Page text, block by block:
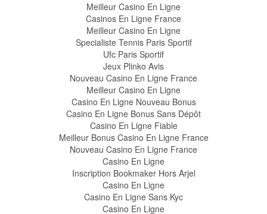
Meilleur Casino En Ligne
Casinos En Ligne France
Meilleur Casino En Ligne
Specialiste Tennis Paris Sportif
Ufc Paris Sportif
Jeux Plinko Avis
Nouveau Casino En Ligne France
Meilleur Casino En Ligne
Casino En Ligne Nouveau Bonus
Casino En Ligne Bonus Sans Dépôt
Casino En Ligne Fiable
Meilleur Bonus Casino En Ligne France
Nouveau Casino En Ligne France
Casino En Ligne
Inscription Bookmaker Hors Arjel
Casino En Ligne
Casino En Ligne Sans Kyc
Casino En Ligne